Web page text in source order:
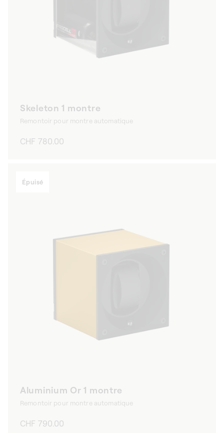
Skeleton 1 montre
Remontoir pour montre automatique
Prix
CHF 780.00
Épuisé
Aluminium Or 1 montre
Remontoir pour montre automatique
Prix
CHF 790.00